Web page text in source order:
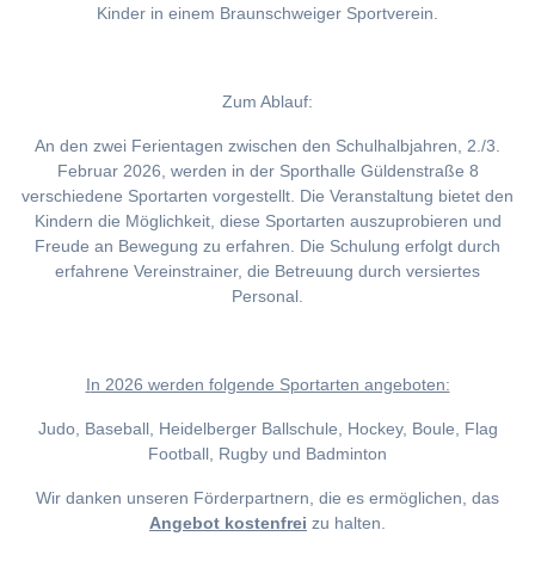
Kinder in einem Braunschweiger Sportverein.
Zum Ablauf:
An den zwei Ferientagen zwischen den Schulhalbjahren, 2./3.
Februar 2026, werden in der Sporthalle Güldenstraße 8
verschiedene Sportarten vorgestellt. Die Veranstaltung bietet den
Kindern die Möglichkeit, diese Sportarten auszuprobieren und
Freude an Bewegung zu erfahren. Die Schulung erfolgt durch
erfahrene Vereinstrainer, die Betreuung durch versiertes
Personal.
In 2026 werden folgende Sportarten angeboten:
Judo, Baseball, Heidelberger Ballschule, Hockey, Boule, Flag
Football, Rugby und Badminton
Wir danken unseren Förderpartnern, die es ermöglichen, das
Angebot kostenfrei zu halten.